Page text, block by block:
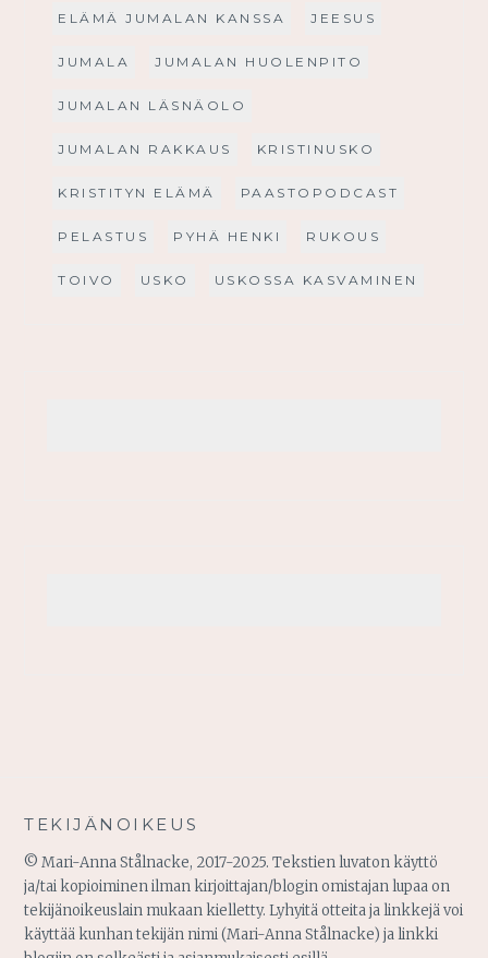
ELÄMÄ JUMALAN KANSSA JEESUS
JUMALA JUMALAN HUOLENPITO
JUMALAN LÄSNÄOLO
JUMALAN RAKKAUS KRISTINUSKO
KRISTITYN ELÄMÄ PAASTOPODCAST
PELASTUS PYHÄ HENKI RUKOUS
TOIVO USKO USKOSSA KASVAMINEN
TEKIJÄNOIKEUS
© Mari-Anna Stålnacke, 2017-2025. Tekstien luvaton käyttö
ja/tai kopioiminen ilman kirjoittajan/blogin omistajan lupaa on
tekijänoikeuslain mukaan kielletty. Lyhyitä otteita ja linkkejä voi
käyttää kunhan tekijän nimi (Mari-Anna Stålnacke) ja linkki